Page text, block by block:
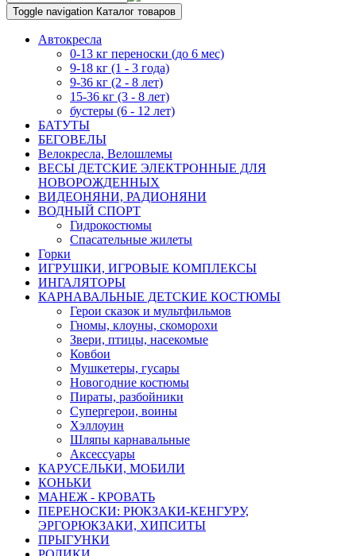
Toggle navigation Каталог товаров
Автокресла
0-13 кг переноски (до 6 мес)
9-18 кг (1 - 3 года)
9-36 кг (2 - 8 лет)
15-36 кг (3 - 8 лет)
бустеры (6 - 12 лет)
БАТУТЫ
БЕГОВЕЛЫ
Велокресла, Велошлемы
ВЕСЫ ДЕТСКИЕ ЭЛЕКТРОННЫЕ ДЛЯ
НОВОРОЖДЕННЫХ
ВИДЕОНЯНИ, РАДИОНЯНИ
ВОДНЫЙ СПОРТ
Гидрокостюмы
Спасательные жилеты
Горки
ИГРУШКИ, ИГРОВЫЕ КОМПЛЕКСЫ
ИНГАЛЯТОРЫ
КАРНАВАЛЬНЫЕ ДЕТСКИЕ КОСТЮМЫ
Герои сказок и мультфильмов
Гномы, клоуны, скоморохи
Звери, птицы, насекомые
Ковбои
Мушкетеры, гусары
Новогодние костюмы
Пираты, разбойники
Супергерои, воины
Хэллоуин
Шляпы карнавальные
Аксессуары
КАРУСЕЛЬКИ, МОБИЛИ
КОНЬКИ
МАНЕЖ - КРОВАТЬ
ПЕРЕНОСКИ: РЮКЗАКИ-КЕНГУРУ,
ЭРГОРЮКЗАКИ, ХИПСИТЫ
ПРЫГУНКИ